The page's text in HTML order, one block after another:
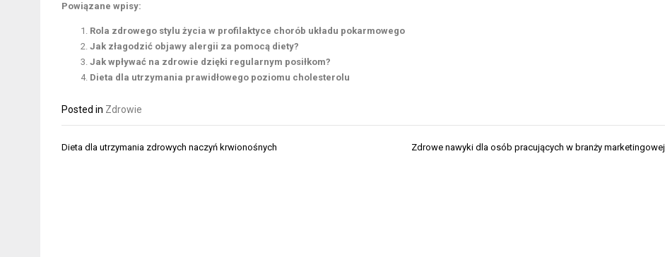
Powiązane wpisy:
Rola zdrowego stylu życia w profilaktyce chorób układu pokarmowego
Jak złagodzić objawy alergii za pomocą diety?
Jak wpływać na zdrowie dzięki regularnym posiłkom?
Dieta dla utrzymania prawidłowego poziomu cholesterolu
Posted in Zdrowie
Nawigacja
Dieta dla utrzymania zdrowych naczyń krwionośnych Zdrowe nawyki dla osób pracujących w branży marketingowej